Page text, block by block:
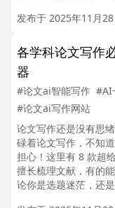
发布于 2025年11月28
各学科论文写作
器
#论文ai智能写作 #AI
#论文ai写作网站
论文写作还是没有思
碌着论文写作，不知
担心！这里有 8 款超
擅长梳理文献，有的
论你是选题迷茫，还